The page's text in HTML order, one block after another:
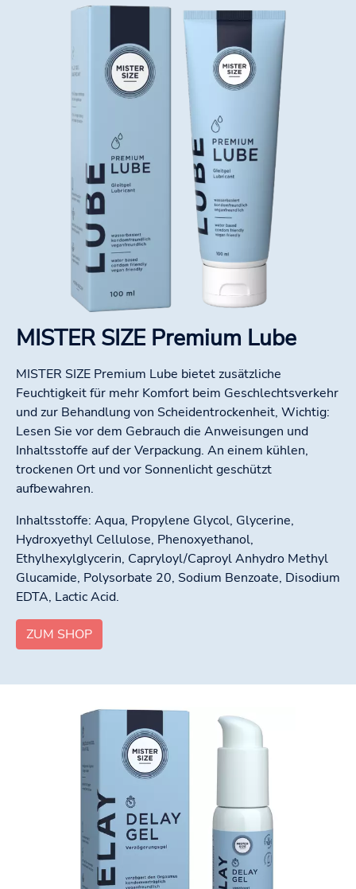
MISTER SIZE Premium Lube
MISTER SIZE Premium Lube bietet zusätzliche
Feuchtigkeit für mehr Komfort beim Geschlechtsverkehr
und zur Behandlung von Scheidentrockenheit, Wichtig:
Lesen Sie vor dem Gebrauch die Anweisungen und
Inhaltsstoffe auf der Verpackung. An einem kühlen,
trockenen Ort und vor Sonnenlicht geschützt
aufbewahren.
Inhaltsstoffe: Aqua, Propylene Glycol, Glycerine,
Hydroxyethyl Cellulose, Phenoxyethanol,
Ethylhexylglycerin, Capryloyl/Caproyl Anhydro Methyl
Glucamide, Polysorbate 20, Sodium Benzoate, Disodium
EDTA, Lactic Acid.
ZUM SHOP